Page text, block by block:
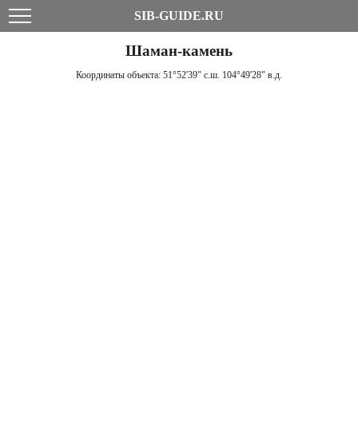
SIB-GUIDE.RU
Шаман-камень
Координаты объекта: 51°52'39" с.ш. 104°49'28" в.д.